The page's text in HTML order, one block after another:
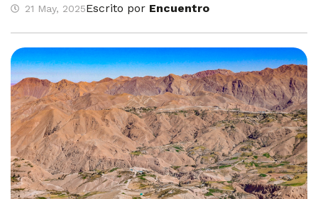
21 May, 2025Escrito por Encuentro